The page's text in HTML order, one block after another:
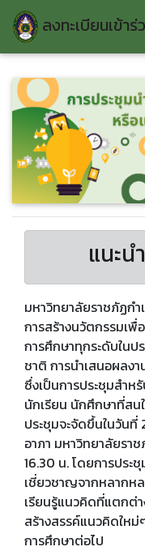
ลงทะเบียนเข้าร่
แนะ
มหาวิทยาลัยราชภัฏก
การสร้างนวัตกรรมเ
การศึกษาทุกระดับในป
ชาติ การนำเสนอผล
ซึ่งเป็นการประชุมสำห
นักเรียน นักศึกษาที่ส
ประชุมจะจัดขึ้นในวัน
อาภา มหาวิทยาลัยรา
16.30 น. โดยการปร
เชี่ยวชาญจากหลากห
เรียนรู้แนวคิดที่แตกต่
สร้างสรรค์แนวคิดใ
การศึกษาต่อไป